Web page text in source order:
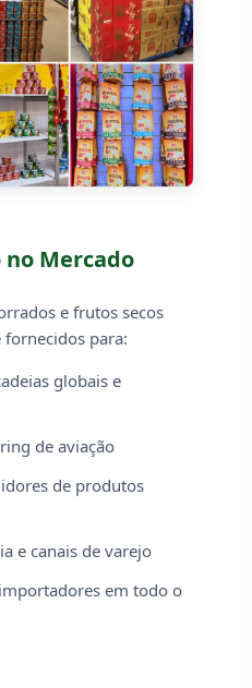
Mercado
e frutos secos
para:
globais e
de aviação
de produtos
e canais de varejo
em todo o